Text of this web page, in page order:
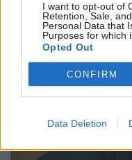
I want to opt-out of
Retention, Sale,
Personal Data that
Purposes for which
Opted Out
CONFIRM
Data Deletion